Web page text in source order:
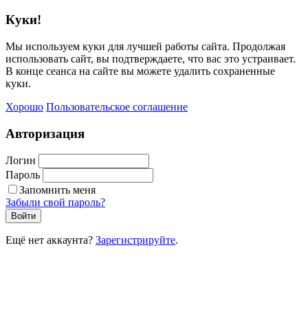
Куки!
Мы используем куки для лучшей работы сайта. Продолжая
использовать сайт, вы подтверждаете, что вас это устраивает.
В конце сеанса на сайте вы можете удалить сохраненные
куки.
Хорошо Пользовательское соглашение
Авторизация
Логин
Пароль
Запомнить меня
Забыли свой пароль?
Войти
Ещё нет аккаунта? Зарегистрируйте.